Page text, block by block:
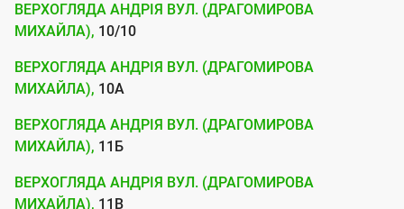
д
к
л
ю
ч
е
н
ВЕРХОГЛЯДА АНДРІЯ ВУЛ. (ДРАГОМИРОВА
МИХАЙЛА), 10/10
ВЕРХОГЛЯДА АНДРІЯ ВУЛ. (ДРАГОМИРОВА
МИХАЙЛА), 10А
ВЕРХОГЛЯДА АНДРІЯ ВУЛ. (ДРАГОМИРОВА
МИХАЙЛА), 11Б
ВЕРХОГЛЯДА АНДРІЯ ВУЛ. (ДРАГОМИРОВА
МИХАЙЛА), 11В